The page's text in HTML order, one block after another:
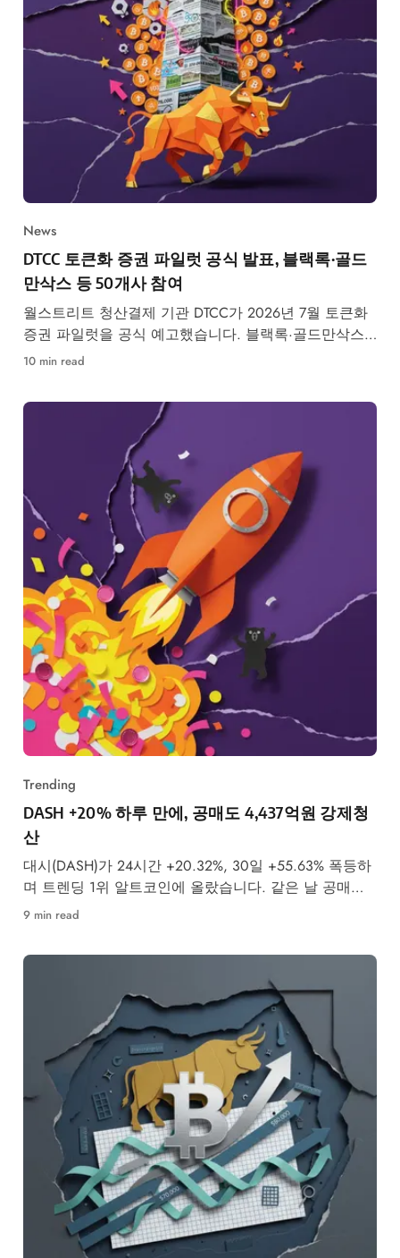
News
DTCC 토큰화 증권 파일럿 공식 발표, 블랙록·골드
만삭스 등 50개사 참여
월스트리트 청산결제 기관 DTCC가 2026년 7월 토큰화
증권 파일럿을 공식 예고했습니다. 블랙록·골드만삭스
등 50개사 참여, RWA 시장 구조 변화가 본격화됩니다.
10 min read
Trending
DASH +20% 하루 만에, 공매도 4,437억원 강제청
산
대시(DASH)가 24시간 +20.32%, 30일 +55.63% 폭등하
며 트렌딩 1위 알트코인에 올랐습니다. 같은 날 공매도
투자자 4,437억원이 강제청산됐습니다.
9 min read